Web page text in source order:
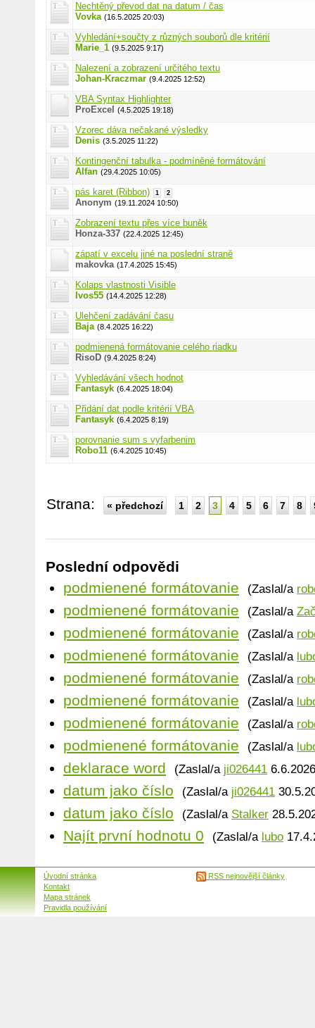
Nechtěný převod dat na datum / čas
Vovka (16.5.2025 20:03)
Vyhledání+součty z různých souborů dle kritérií
Marie_1 (9.5.2025 9:17)
Nalezení a zobrazení určitého textu
Johan-Kraczmar (9.4.2025 12:52)
VBA Syntax Highlighter
ProExcel
(4.5.2025 19:18)
Vzorec dáva nečakané výsledky
Denis (3.5.2025 11:22)
Kontingenční tabulka - podmíněné formátování
Alfan (29.4.2025 10:05)
pás karet (Ribbon) 1 2
Anonym (19.11.2024 10:50)
Zobrazení textu přes více buněk
Honza-337 (22.4.2025 12:45)
zápatí v excelu jiné na poslední straně
makovka (17.4.2025 15:45)
Kolaps vlastnosti Visible
Ivos55 (14.4.2025 12:28)
Ulehčení zadávání času
Baja (8.4.2025 16:22)
podmienená formátovanie celého riadku
RisoD (9.4.2025 8:24)
Vyhledávání všech hodnot
Fantasyk (6.4.2025 18:04)
Přidání dat podle kritérií VBA
Fantasyk (6.4.2025 8:19)
porovnanie sum s vyfarbenim
Robo11 (6.4.2025 10:45)
Strana: « předchozí 1 2 3 4 5 6 7 8
Poslední odpovědi
podmienené formátovanie
(Zaslal/a
podmienené formátovanie (Zaslal/a
podmienené formátovanie (Zaslal/a
podmienené formátovanie (Zaslal/a
podmienené formátovanie (Zaslal/a
podmienené formátovanie (Zaslal/a
podmienené formátovanie (Zaslal/a
podmienené formátovanie (Zaslal/a
deklarace word (Zaslal/a ji026441
datum jako číslo (Zaslal/a ji026441
datum jako číslo (Zaslal/a Stalker
Najít první hodnotu 0 (Zaslal/a lubo
Úvodní stránka
Kontakt
Mapa stránek
Pravidla používání
RSS nejnovější články